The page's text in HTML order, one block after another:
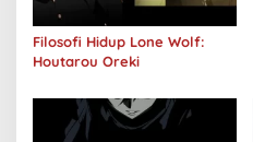
Filosofi Hidup Lone Wolf:
Houtarou Oreki